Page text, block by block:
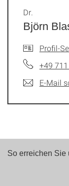
Björn
Dr.
Profil-
+49
E-Mail
So erreichen Sie